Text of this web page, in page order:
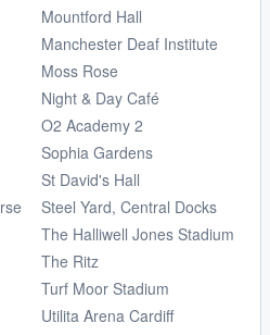
Mountford Hall
Manchester Deaf Institute
Moss Rose
Night & Day Café
O2 Academy 2
Sophia Gardens
St David's Hall
Steel Yard, Central Docks
The Halliwell Jones Stadium
The Ritz
Turf Moor Stadium
Utilita Arena Cardiff